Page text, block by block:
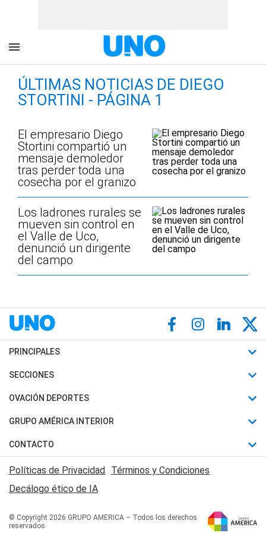
ÚLTIMAS NOTICIAS DE DIEGO
STORTINI - PÁGINA 1
El empresario Diego
Stortini compartió un
mensaje demoledor
tras perder toda una
cosecha por el granizo
Los ladrones rurales se
mueven sin control en
el Valle de Uco,
denunció un dirigente
del campo
PRINCIPALES
Últimas Noticias
Política
Judiciales
Economia
SECCIONES
Horóscopo
Motores
Trucos caseros
Series y Películas
Edictos y Solicitadas
OVACIÓN DEPORTES
Fútbol
Mundial
Automovilismo
Rugby
Básquet
GRUPO AMÉRICA INTERIOR
Canal 7 en Vivo
San Juan 8
CONTACTO
Acerca de Nosotros
Contactanos
Políticas de Privacidad Términos y Condiciones
Decálogo ético de IA
© Copyright 2026 GRUPO AMERICA – Todos los derechos
reservados